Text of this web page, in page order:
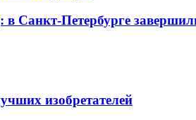
в Санкт-Петербурге
изобретателей